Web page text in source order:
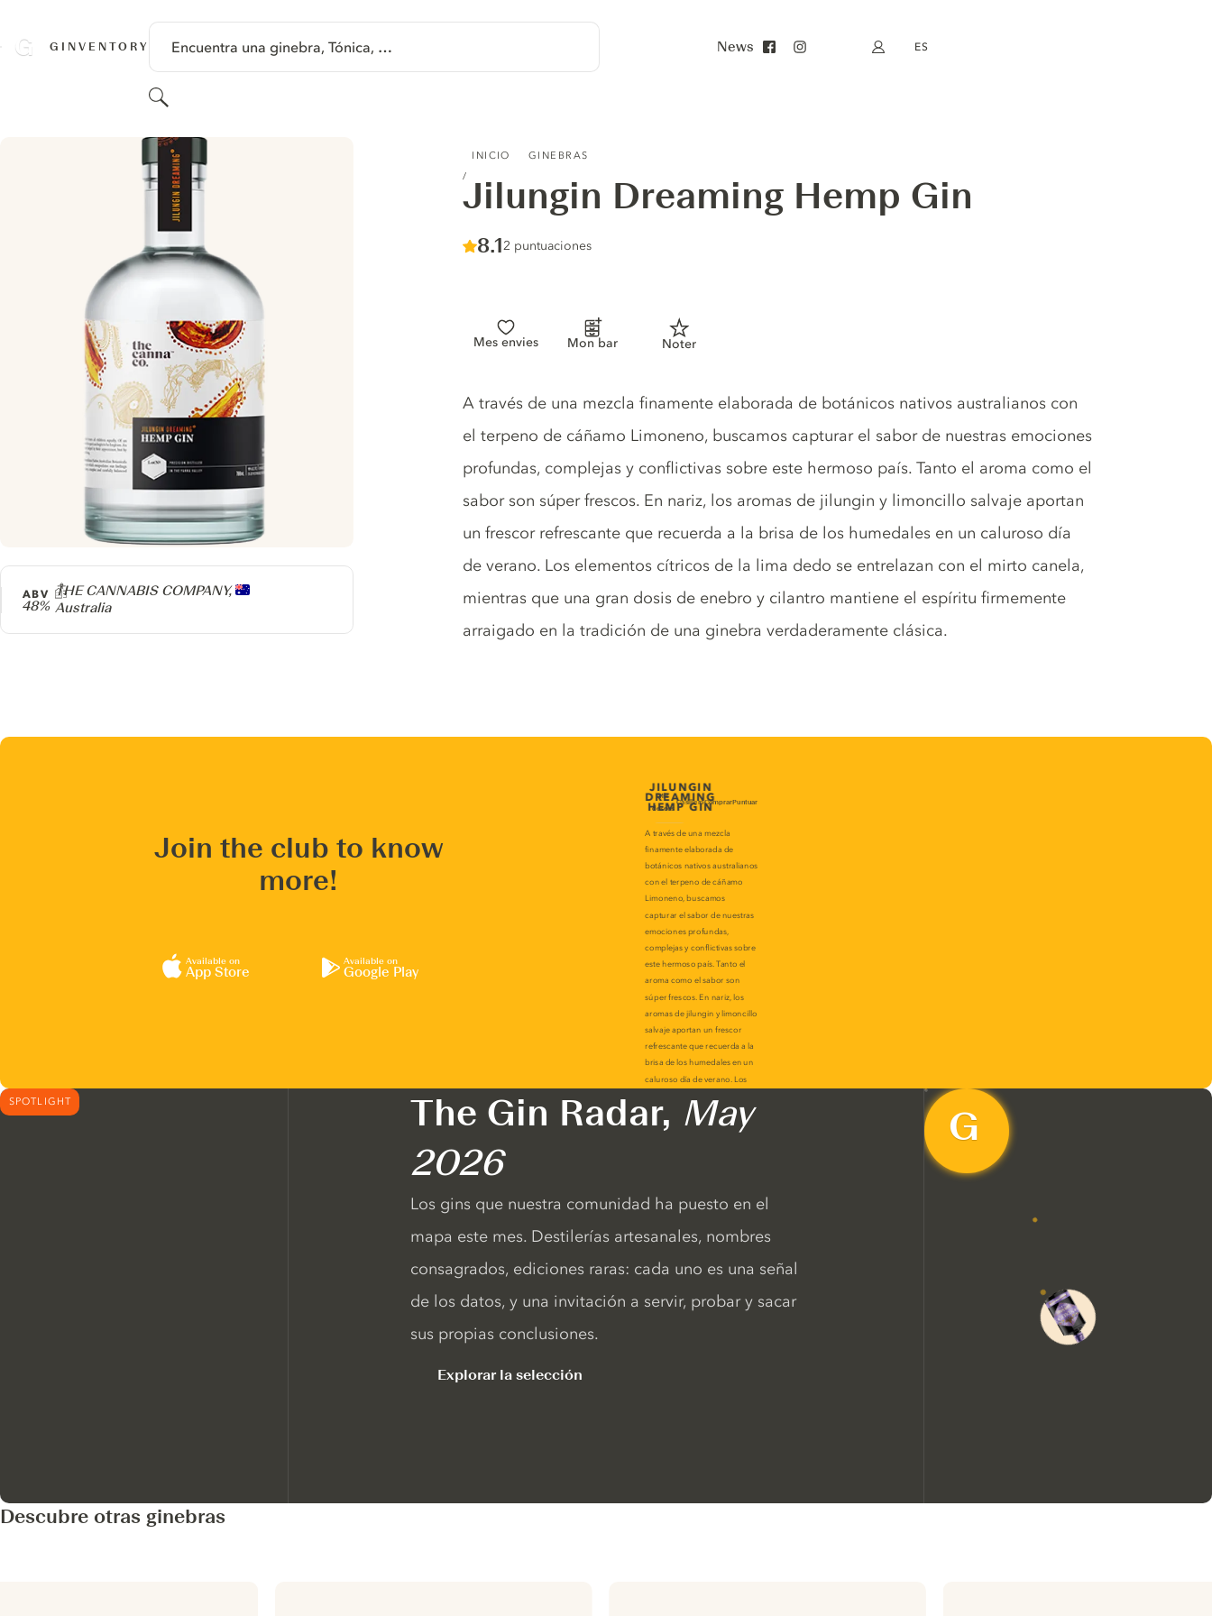
GINVENTORY Encuentra una ginebra, Tónica, …
Buscar
News Mi cuenta
ES
INICIO GINEBRAS
Jilungin Dreaming Hemp Gin
Score :
8.1/ 10
2 puntuaciones
Mes envies Mon bar Noter
Producer
THE CANNABIS COMPANY,
Australia
ABV
48%
Gin description
A través de una mezcla finamente elaborada de botánicos nativos australianos con
el terpeno de cáñamo Limoneno, buscamos capturar el sabor de nuestras emociones
profundas, complejas y conflictivas sobre este hermoso país. Tanto el aroma como el
sabor son súper frescos. En nariz, los aromas de jilungin y limoncillo salvaje aportan
un frescor refrescante que recuerda a la brisa de los humedales en un caluroso día
de verano. Los elementos cítricos de la lima dedo se entrelazan con el mirto canela,
mientras que una gran dosis de enebro y cilantro mantiene el espíritu firmemente
arraigado en la tradición de una ginebra verdaderamente clásica.
Join the club to know
more!
Available on
App Store
Available on
Google Play
SPOTLIGHT The Gin Radar, May
2026
Los gins que nuestra comunidad ha puesto en el
mapa este mes. Destilerías artesanales, nombres
consagrados, ediciones raras: cada uno es una señal
de los datos, y una invitación a servir, probar y sacar
sus propias conclusiones.
Explorar la selección
Descubre otras ginebras